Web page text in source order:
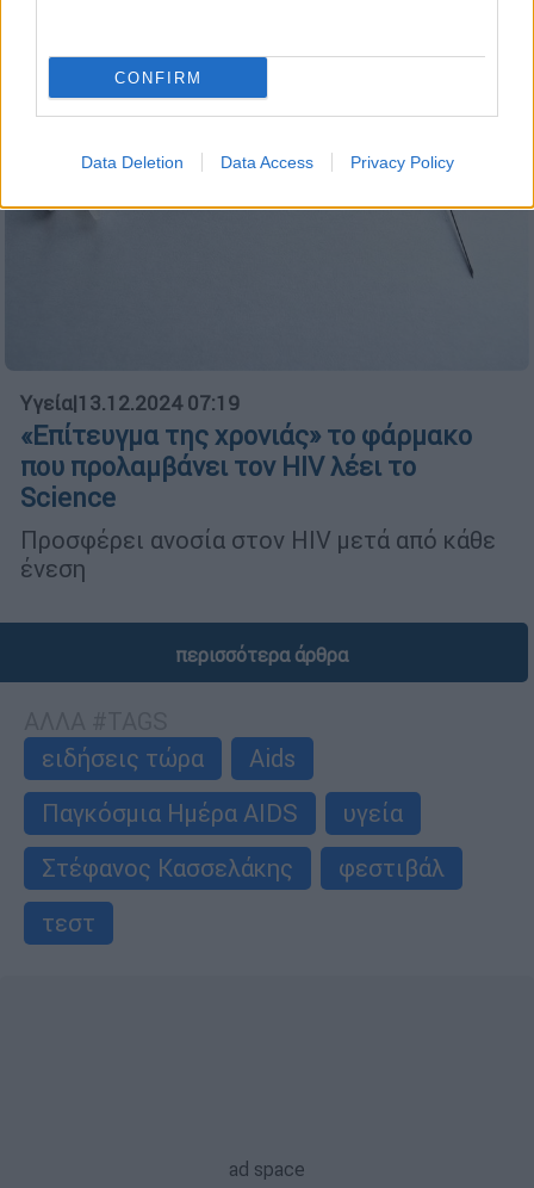
CONFIRM
Data Deletion Data Access Privacy Policy
Υγεία|13.12.2024 07:19
«Επίτευγμα της χρονιάς» το φάρμακο
που προλαμβάνει τον HIV λέει το
Science
Προσφέρει ανοσία στον HIV μετά από κάθε
ένεση
περισσότερα άρθρα
ειδήσεις τώρα
Aids
Παγκόσμια Ημέρα AIDS
υγεία
Στέφανος Κασσελάκης
φεστιβάλ
τεστ